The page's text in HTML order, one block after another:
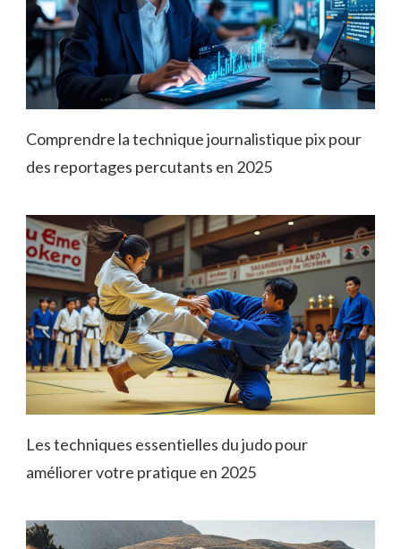
Comprendre la technique journalistique pix pour
des reportages percutants en 2025
Les techniques essentielles du judo pour
améliorer votre pratique en 2025